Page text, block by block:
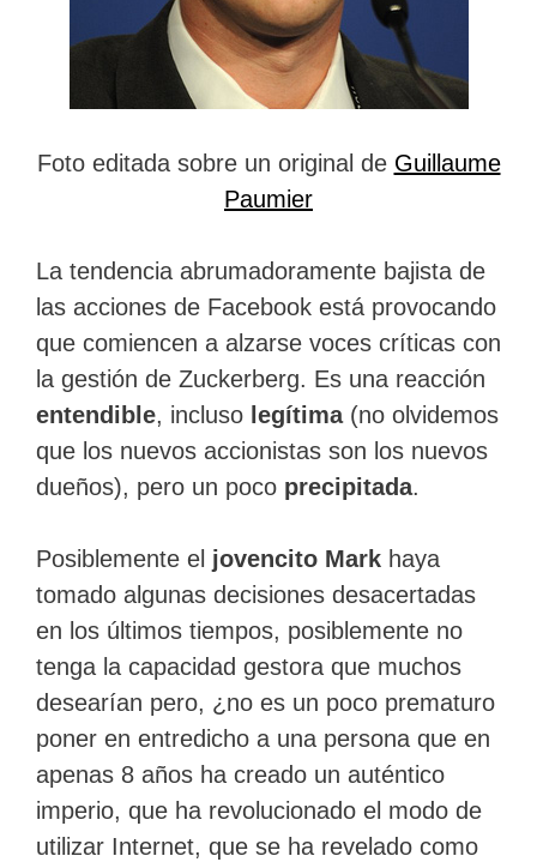
Foto editada sobre un original de Guillaume
Paumier
La tendencia abrumadoramente bajista de
las acciones de Facebook está provocando
que comiencen a alzarse voces críticas con
la gestión de Zuckerberg. Es una reacción
entendible, incluso legítima(no olvidemos
que los nuevos accionistas son los nuevos
dueños), pero un poco precipitada.
Posiblemente el jovencito Mark haya
tomado algunas decisiones desacertadas
en los últimos tiempos, posiblemente no
tenga la capacidad gestora que muchos
desearían pero, ¿no es un poco prematuro
poner en entredicho a una persona que en
apenas 8 años ha creado un auténtico
imperio, que ha revolucionado el modo de
utilizar Internet, que se ha revelado como